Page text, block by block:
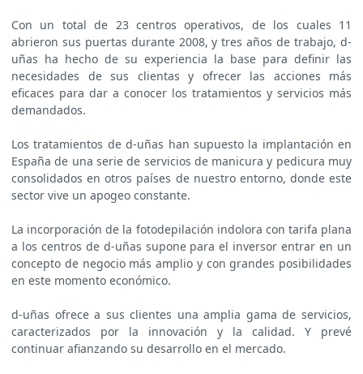
Con un total de 23 centros operativos, de los cuales 11
abrieron sus puertas durante 2008, y tres años de trabajo, d-
uñas ha hecho de su experiencia la base para definir las
necesidades de sus clientas y ofrecer las acciones más
eficaces para dar a conocer los tratamientos y servicios más
demandados.
Los tratamientos de d-uñas han supuesto la implantación en
España de una serie de servicios de manicura y pedicura muy
consolidados en otros países de nuestro entorno, donde este
sector vive un apogeo constante.
La incorporación de la fotodepilación indolora con tarifa plana
a los centros de d-uñas supone para el inversor entrar en un
concepto de negocio más amplio y con grandes posibilidades
en este momento económico.
d-uñas ofrece a sus clientes una amplia gama de servicios,
caracterizados por la innovación y la calidad. Y prevé
continuar afianzando su desarrollo en el mercado.